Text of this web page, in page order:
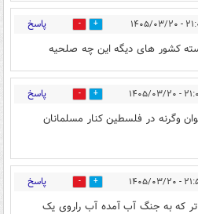
۰۳/۲۰ 0 پاسخ
کشور های دیگه این چه صلحیه
۰۳/۲۰ 0 پاسخ
وگرنه در فلسطین کنار مسلمانان
۰۳/۲۰ 1 پاسخ
که به جنگ آب آمده آب راروی یک